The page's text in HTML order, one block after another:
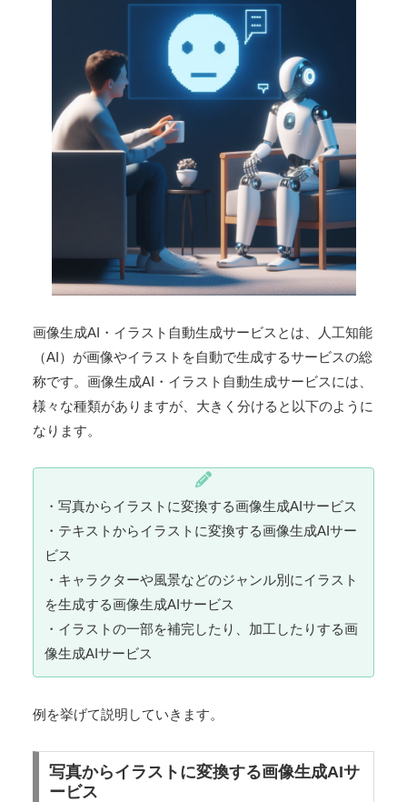
画像生成AI・イラスト自動生成サービスとは、人工知能
（AI）が画像やイラストを自動で生成するサービスの総
称です。画像生成AI・イラスト自動生成サービスには、
様々な種類がありますが、大きく分けると以下のように
なります。
・写真からイラストに変換する画像生成AIサービス
・テキストからイラストに変換する画像生成AIサー
ビス
・キャラクターや風景などのジャンル別にイラスト
を生成する画像生成AIサービス
・イラストの一部を補完したり、加工したりする画
像生成AIサービス
例を挙げて説明していきます。
写真からイラストに変換する画像生成AIサ
ービス